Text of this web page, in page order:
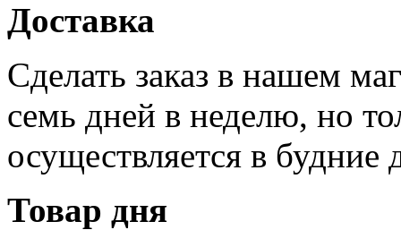
Доставка
Сделать заказ в нашем
семь дней в неделю, но
осуществляется в будние
Товар дня